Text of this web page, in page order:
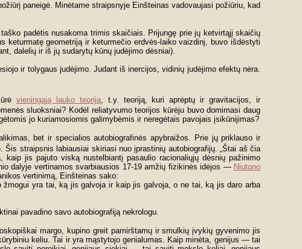
paneigė. Minėtame straipsnyje Einšteinas vadovaujasi požiūriu, kad
padėtis nusakoma trimis skaičiais. Prijungę prie jų ketvirtąjį skaičių
geometriją ir keturmečio erdvės-laiko vaizdinį, buvo išdėstyti
dalelių ir iš jų sudarytų kūnų judėjimo dėsniai).
ir tolygaus judėjimo. Judant iš inercijos, vidinių judėjimo efektų nėra.
vieningąją lauko teoriją, t.y. teoriją, kuri aprėptų ir gravitacijos, ir
sluoksniai? Kodėl reliatyvumo teorijos kūrėju buvo domimasi daug
jo kuriamosiomis galimybėmis ir neregėtais pavojais įsikūnijimas?
bet ir specialios autobiografinės apybraižos. Prie jų priklauso ir
Šis straipsnis labiausiai skiriasi nuo įprastinių autobiografijų. „Štai aš čia
jis pajuto viską nustelbiantį pasaulio racionaliųjų dėsnių pažinimo
dalyje vertinamos svarbiausios 17-19 amžių fizikinės idėjos — Niutono
vertinimą, Einšteinas sako:
yra tai, ką jis galvoja ir kaip jis galvoja, o ne tai, ką jis daro arba
pavadino savo autobiografiją nekrologu.
margo, kupino greit pamirštamų ir smulkių įvykių gyvenimo jis
keliu. Tai ir yra mąstytojo genialumas. Kaip minėta, genijus — tai